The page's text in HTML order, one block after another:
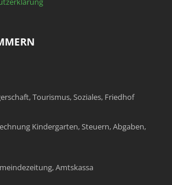
Tourismus, Soziales, Friedhof
Kindergarten, Steuern, Abgaben,
Amtskassa